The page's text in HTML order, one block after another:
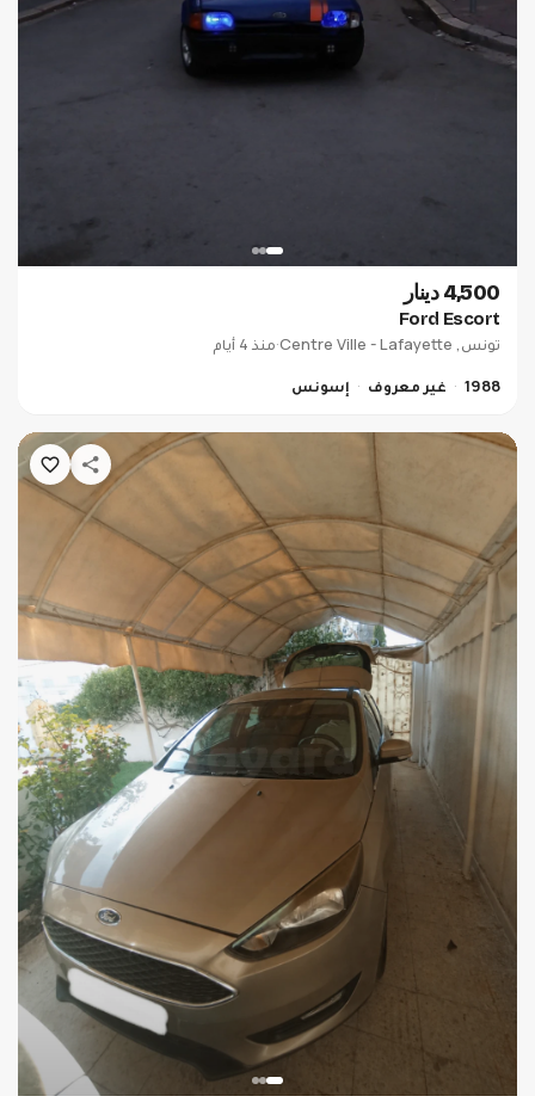
4,500 دينار
Ford Escort
تونس, Centre Ville - Lafayette
·منذ 4 أيام
1988
غير معروف إسونس